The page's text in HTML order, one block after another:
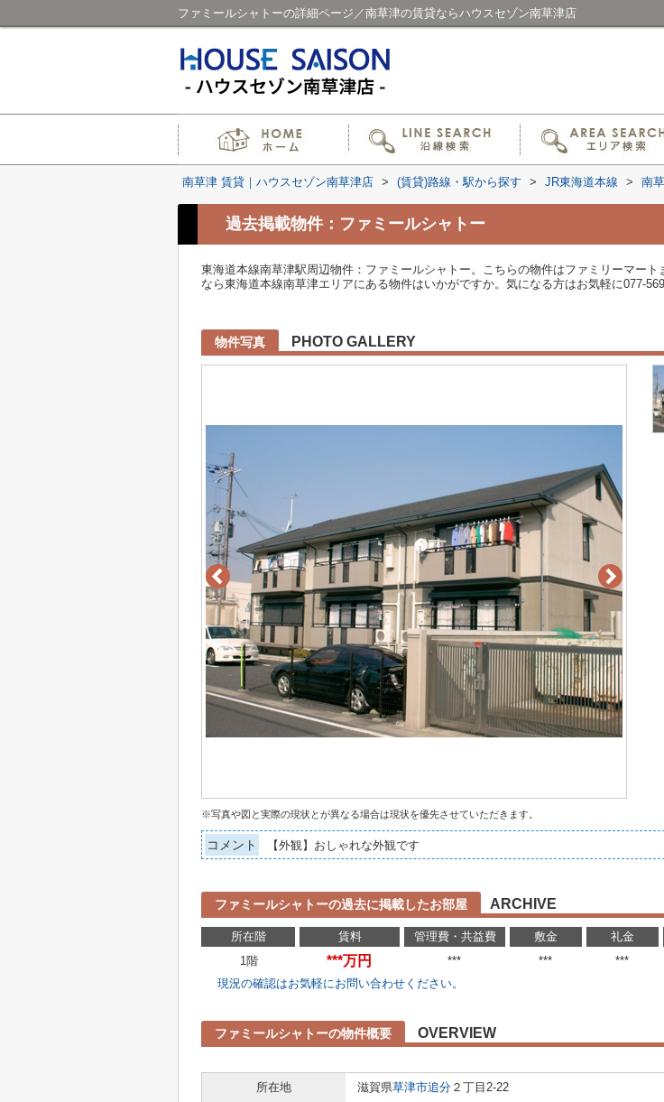
ファミールシャトーの詳細ページ／南草津の賃貸ならハウスセゾン南草津店
南草津 賃貸｜ハウスセゾン南草津店 > (賃貸)路線・駅から探す > JR東海道本線 > 南
過去掲載物件：ファミールシャトー
東海道本線南草津駅周辺物件：ファミールシャトー。こちらの物件はファミリーマー
なら東海道本線南草津エリアにある物件はいかがですか。気になる方はお気軽に077-
物件写真 PHOTO GALLERY
※写真や図と実際の現状とが異なる場合は現状を優先させていただきます。
コメント 【外観】おしゃれな外観です
ファミールシャトーの過去に掲載したお部屋 ARCHIVE
所在階 賃料 管理費・共益費 敷金 礼金
1階
***万円 *** *** ***
現況の確認はお気軽にお問い合わせください。
ファミールシャトーの物件概要 OVERVIEW
所在地
滋賀県草津市追分 ２丁目2-22